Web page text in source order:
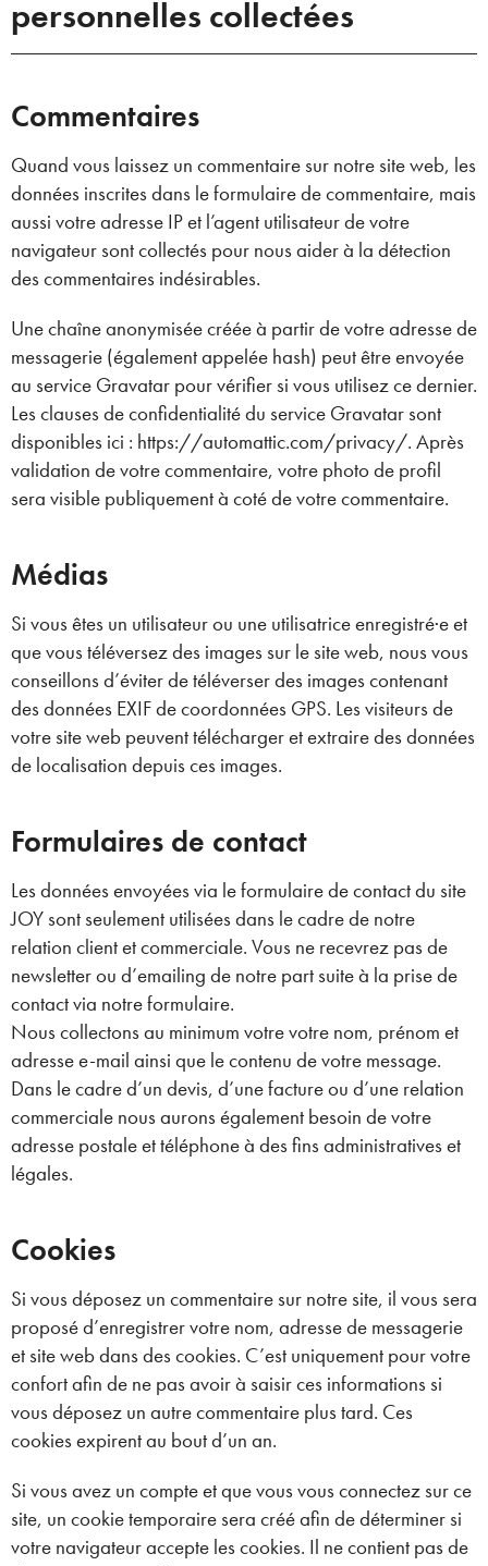
personnelles collectées
Commentaires
Quand vous laissez un commentaire sur notre site web, les
données inscrites dans le formulaire de commentaire, mais
aussi votre adresse IP et l’agent utilisateur de votre
navigateur sont collectés pour nous aider à la détection
des commentaires indésirables.
Une chaîne anonymisée créée à partir de votre adresse de
messagerie (également appelée hash) peut être envoyée
au service Gravatar pour vérifier si vous utilisez ce dernier.
Les clauses de confidentialité du service Gravatar sont
disponibles ici : https://automattic.com/privacy/. Après
validation de votre commentaire, votre photo de profil
sera visible publiquement à coté de votre commentaire.
Médias
Si vous êtes un utilisateur ou une utilisatrice enregistré·e et
que vous téléversez des images sur le site web, nous vous
conseillons d’éviter de téléverser des images contenant
des données EXIF de coordonnées GPS. Les visiteurs de
votre site web peuvent télécharger et extraire des données
de localisation depuis ces images.
Formulaires de contact
Les données envoyées via le formulaire de contact du site
JOY sont seulement utilisées dans le cadre de notre
relation client et commerciale. Vous ne recevrez pas de
newsletter ou d’emailing de notre part suite à la prise de
contact via notre formulaire.
Nous collectons au minimum votre votre nom, prénom et
adresse e-mail ainsi que le contenu de votre message.
Dans le cadre d’un devis, d’une facture ou d’une relation
commerciale nous aurons également besoin de votre
adresse postale et téléphone à des fins administratives et
légales.
Cookies
Si vous déposez un commentaire sur notre site, il vous sera
proposé d’enregistrer votre nom, adresse de messagerie
et site web dans des cookies. C’est uniquement pour votre
confort afin de ne pas avoir à saisir ces informations si
vous déposez un autre commentaire plus tard. Ces
cookies expirent au bout d’un an.
Si vous avez un compte et que vous vous connectez sur ce
site, un cookie temporaire sera créé afin de déterminer si
votre navigateur accepte les cookies. Il ne contient pas de